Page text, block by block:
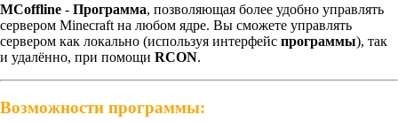
MCoffline - Программа, позволяющая более удобно управлять
сервером Minecraft на любом ядре. Вы сможете управлять
сервером как локально (используя интерфейс программы), так
и удалённо, при помощи RCON.
Возможности программы: